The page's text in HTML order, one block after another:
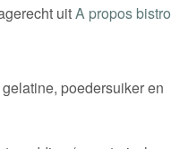
uitA propos bistro
poedersuiker en